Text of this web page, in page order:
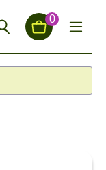
0